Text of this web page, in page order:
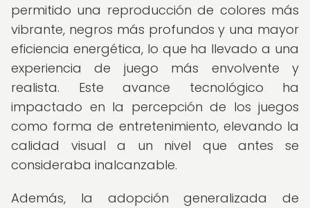
permitido una reproducción de colores más
vibrante, negros más profundos y una mayor
eficiencia energética, lo que ha llevado a una
experiencia de juego más envolvente y
realista. Este avance tecnológico ha
impactado en la percepción de los juegos
como forma de entretenimiento, elevando la
calidad visual a un nivel que antes se
consideraba inalcanzable.
Además, la adopción generalizada de